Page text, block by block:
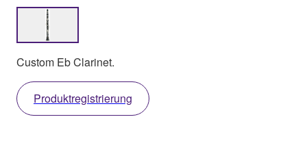
Custom Eb Clarinet.
Produktregistrierung